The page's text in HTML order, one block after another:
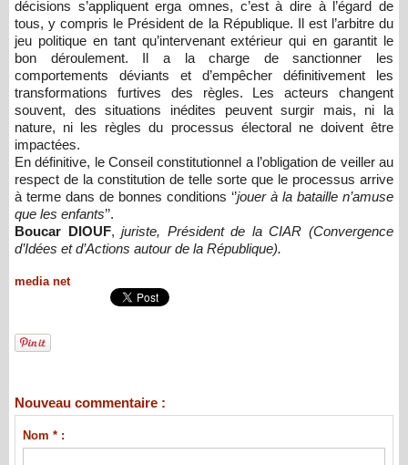
décisions s’appliquent erga omnes, c’est à dire à l’égard de
tous, y compris le Président de la République. Il est l’arbitre du
jeu politique en tant qu’intervenant extérieur qui en garantit le
bon déroulement. Il a la charge de sanctionner les
comportements déviants et d’empêcher définitivement les
transformations furtives des règles. Les acteurs changent
souvent, des situations inédites peuvent surgir mais, ni la
nature, ni les règles du processus électoral ne doivent être
impactées.
En définitive, le Conseil constitutionnel a l’obligation de veiller au
respect de la constitution de telle sorte que le processus arrive
à terme dans de bonnes conditions ‘’jouer à la bataille n’amuse
que les enfants’’.
Boucar DIOUF,juriste, Président de la CIAR (Convergence
d’Idées et d’Actions autour de la République).
media net
Nouveau commentaire :
Nom * :